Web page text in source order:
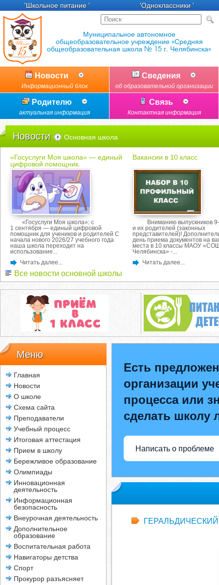
'Школьное питание ' 'Одноклассники '
Новости
Информационный блок
Сведения
об образовательной организации
Родителю
актуальная информация
Связь
Контактная информация
Новости Основная школа
«Госуслуги Моя школа» — единый
цифровой помощник.
«Госуслуги Моя школа»: с
1 сентября — единый цифровой
помощник для учеников и родителей С
начала нового 2026/27 учебного года
наша школа переходит на
использование...
Читать далее...
Вакансии в 10 класс.
Вниманию выпускников 9-
и их родителей (законных
представителей)!
день приема документов на
места в 10 классы МАОУ
Челябинска» -...
Читать далее...
Все новости основной школы
Меню
Главная
Новости
О школе
Схема сайта
Преподаватели
Учебный процесс
Итоговая аттестация
Прием в школу
Бережливое образование
Олимпиады
Инновационная
деятельность
Информационная
безопасность
Внеурочная деятельность
Дополнительное
образование
Воспитательная работа
Навигаторы детства
Спорт
Прокурор разъясняет
Есть
организации
процесса или
сделать школу
Написать о проблеме